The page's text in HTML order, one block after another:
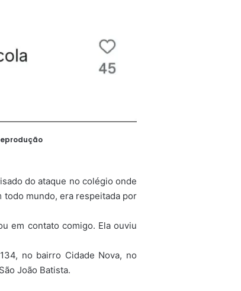
do ataque no colégio onde
todo mundo, era respeitada por
em contato comigo. Ela ouviu
no bairro Cidade Nova, no
João Batista.